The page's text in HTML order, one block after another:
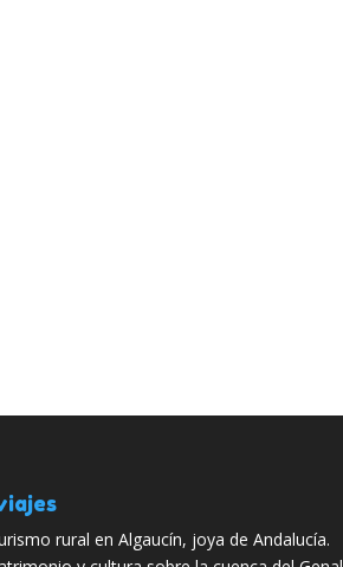
rural en Algaucín, joya de Andalucía.